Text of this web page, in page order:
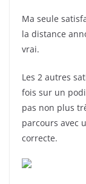
Ma seule
la distance
vrai.
Les 2 autres
fois sur un
pas non plus
parcours avec
correcte.